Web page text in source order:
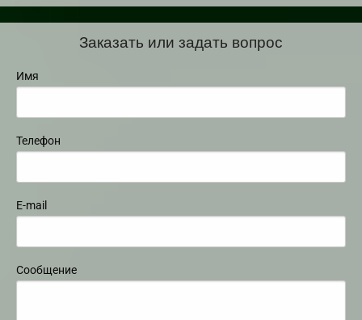
Заказать или задать вопрос
Имя
Телефон
E-mail
Сообщение